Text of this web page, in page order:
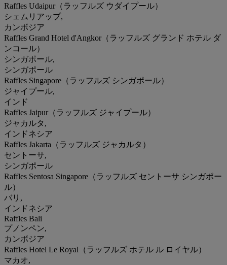
Raffles Udaipur（ラッフルズ ウダイプール）
シェムリアップ,
カンボジア
Raffles Grand Hotel d'Angkor（ラッフルズ グランド ホテル ダ
ンコール）
シンガポール,
シンガポール
Raffles Singapore（ラッフルズ シンガポール）
ジャイプール,
インド
Raffles Jaipur（ラッフルズ ジャイプール）
ジャカルタ,
インドネシア
Raffles Jakarta（ラッフルズ ジャカルタ）
セントーサ,
シンガポール
Raffles Sentosa Singapore（ラッフルズ セントーサ シンガポー
ル）
バリ,
インドネシア
Raffles Bali
プノンペン,
カンボジア
Raffles Hotel Le Royal（ラッフルズ ホテル ル ロイヤル）
マカオ,